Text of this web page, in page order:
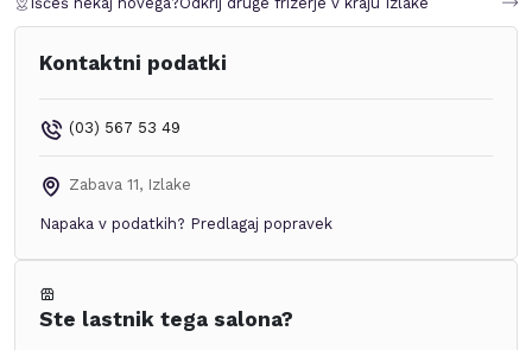
Kontaktni podatki
(03) 567 53 49
Zabava 11, Izlake
Napaka v podatkih? Predlagaj popravek
Ste lastnik tega salona?